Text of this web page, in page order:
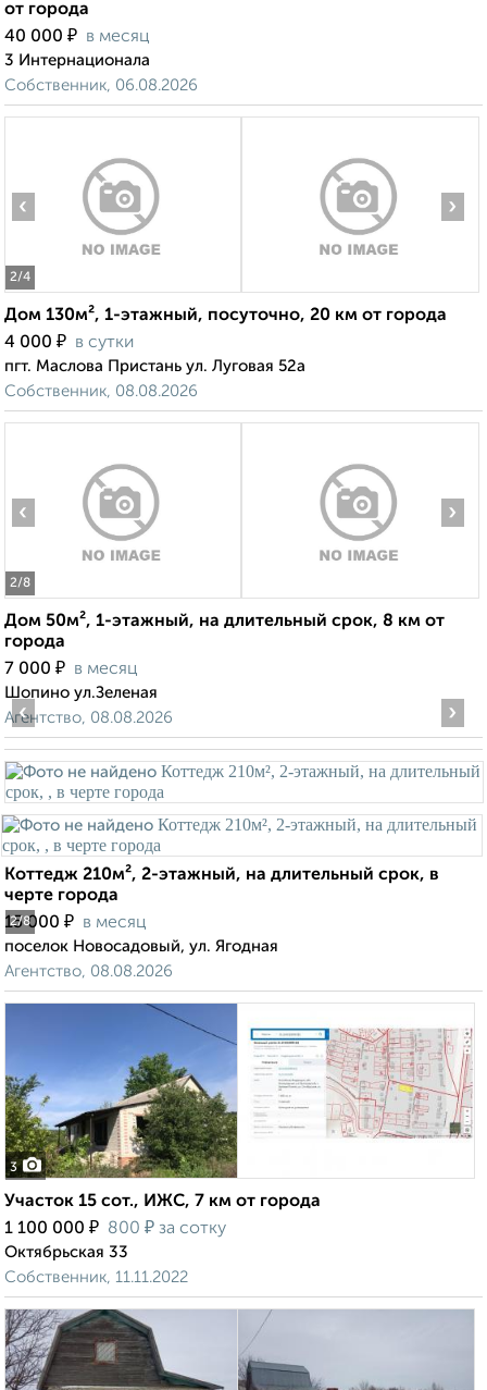
от города
40 000 ₽ в месяц
3 Интернационала
Собственник, 06.08.2026
2/4
‹ ›
Дом 130м², 1-этажный, посуточно, 20 км от города
4 000 ₽ в сутки
пгт. Маслова Пристань ул. Луговая 52а
Собственник, 08.08.2026
2/8
‹ ›
Дом 50м², 1-этажный, на длительный срок, 8 км от
города
7 000 ₽ в месяц
Шопино ул.Зеленая
Агентство, 08.08.2026
2/8
‹ ›
Коттедж 210м², 2-этажный, на длительный срок, в
черте города
15 000 ₽ в месяц
поселок Новосадовый, ул. Ягодная
Агентство, 08.08.2026
3
Участок 15 сот., ИЖС, 7 км от города
1 100 000 ₽ 800 ₽ за сотку
Октябрьская 33
Собственник, 11.11.2022